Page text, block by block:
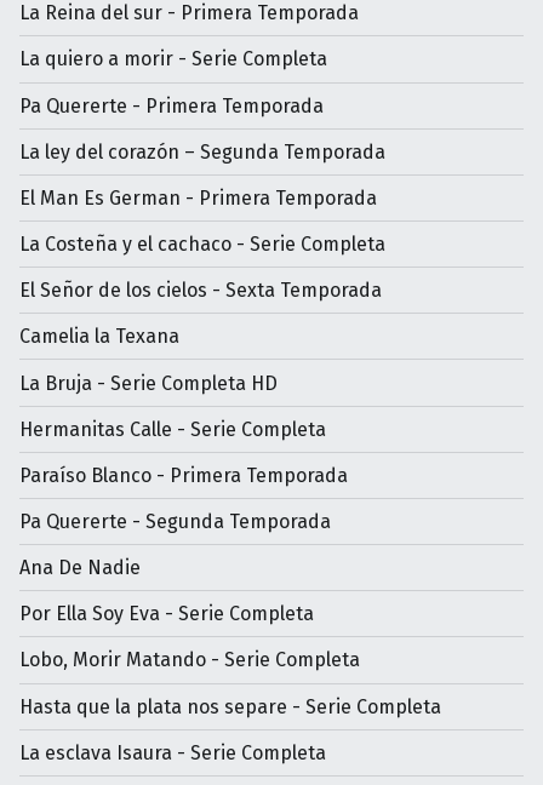
La Reina del sur - Primera Temporada
La quiero a morir - Serie Completa
Pa Quererte - Primera Temporada
La ley del corazón – Segunda Temporada
El Man Es German - Primera Temporada
La Costeña y el cachaco - Serie Completa
El Señor de los cielos - Sexta Temporada
Camelia la Texana
La Bruja - Serie Completa HD
Hermanitas Calle - Serie Completa
Paraíso Blanco - Primera Temporada
Pa Quererte - Segunda Temporada
Ana De Nadie
Por Ella Soy Eva - Serie Completa
Lobo, Morir Matando - Serie Completa
Hasta que la plata nos separe - Serie Completa
La esclava Isaura - Serie Completa